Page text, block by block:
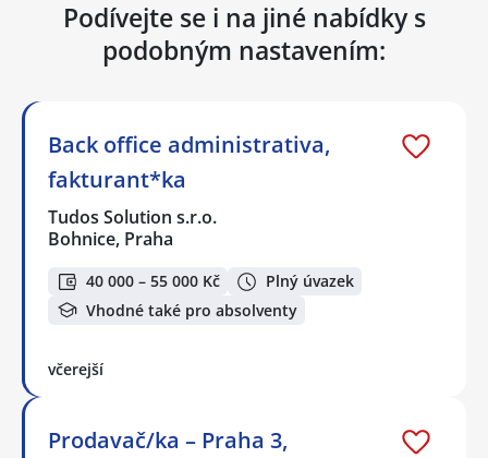
Podívejte se i na jiné nabídky s
podobným nastavením:
Back office administrativa,
fakturant*ka
Tudos Solution s.r.o.
Bohnice, Praha
40 000 – 55 000 Kč
Plný úvazek
Vhodné také pro absolventy
včerejší
Prodavač/ka – Praha 3,